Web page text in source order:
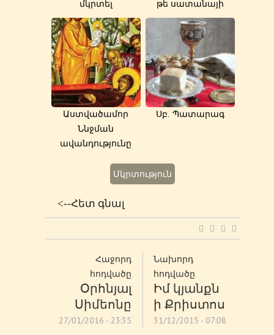
մկրտել թե սատանայի
Աստվածամոր
Ննջման
ավանդությունը
Սբ. Պատարագ
Մկրտություն
<--Հետ գնալ
Հաջորդ
հոդվածը
Օրհնյալ
Սիմեոնը
27/01/2016 - 23:35
Նախորդ
հոդվածը
Իմ կյանքն
ի Քրիստոս
31/12/2015 - 07:08